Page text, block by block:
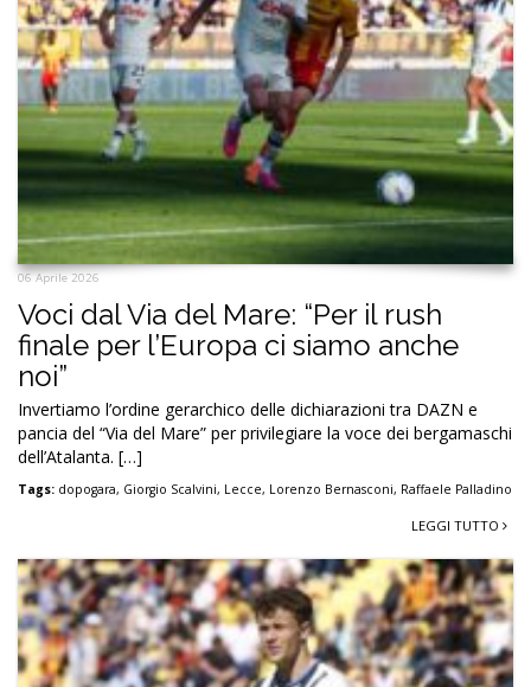
06 Aprile 2026
Voci dal Via del Mare: “Per il rush
finale per l’Europa ci siamo anche
noi”
Invertiamo l’ordine gerarchico delle dichiarazioni tra DAZN e
pancia del “Via del Mare” per privilegiare la voce dei bergamaschi
dell’Atalanta. […]
Tags: dopogara, Giorgio Scalvini, Lecce, Lorenzo Bernasconi, Raffaele Palladino
LEGGI TUTTO